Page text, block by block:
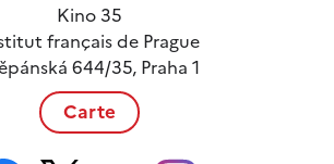
Kino 35
français de Prague
644/35, Praha 1
Carte